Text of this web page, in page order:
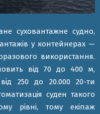
суховантажне судно,
у контейнерах —
використання.
від 70 до 400 м,
250 до 20.000 20-ти
суден такого
рівні, тому екіпаж